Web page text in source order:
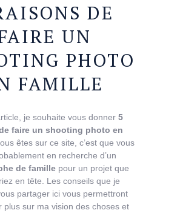
DE
UN
PHOTO
FAMILLE
je souhaite vous donner 5
faire un shooting photo en
êtes sur ce site, c’est que vous
en recherche d’un
de famille pour un projet que
en tête. Les conseils que je
partager ici vous permettront
plus sur ma vision des choses et